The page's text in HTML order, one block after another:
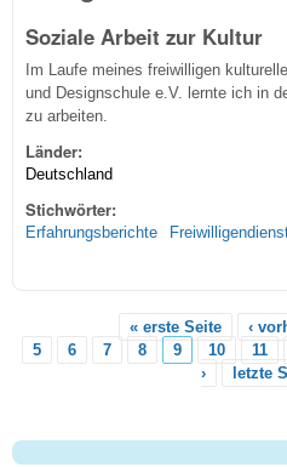
Soziale Arbeit zur Kultur
Im Laufe meines freiwilligen
und Designschule e.V. lernte ich in
zu arbeiten.
Länder:
Deutschland
Stichwörter:
Erfahrungsberichte
Seiten
« erste Seite ‹
5
6 7 8 9 10 11
›
letzte